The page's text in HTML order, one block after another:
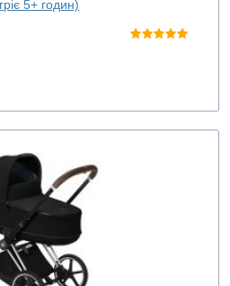
5+ годин)